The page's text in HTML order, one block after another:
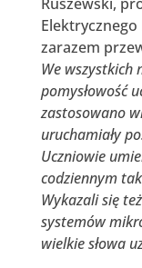
Elektrycznego
zarazem
We wszystkich
pomysłowość
zastosowano
uruchamiały
Uczniowie
codziennym
Wykazali się
systemów
wielkie słowa